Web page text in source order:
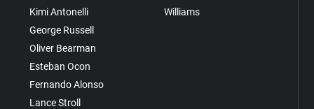
Kimi Antonelli
George Russell
Oliver Bearman
Esteban Ocon
Fernando Alonso
Lance Stroll
Williams